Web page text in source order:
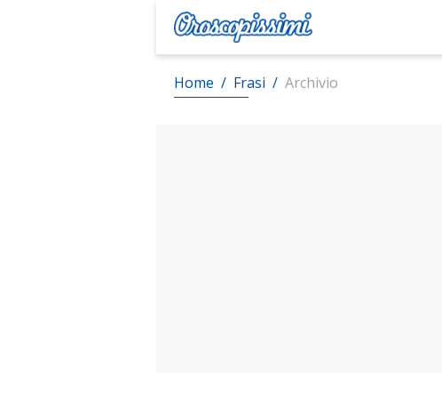
Home / Frasi / Archivio